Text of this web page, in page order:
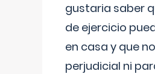
gustaria saber
de ejercicio
en casa y que
perjudicial ni